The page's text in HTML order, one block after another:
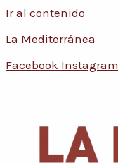
Ir al contenido
La Mediterránea
Facebook Instagram